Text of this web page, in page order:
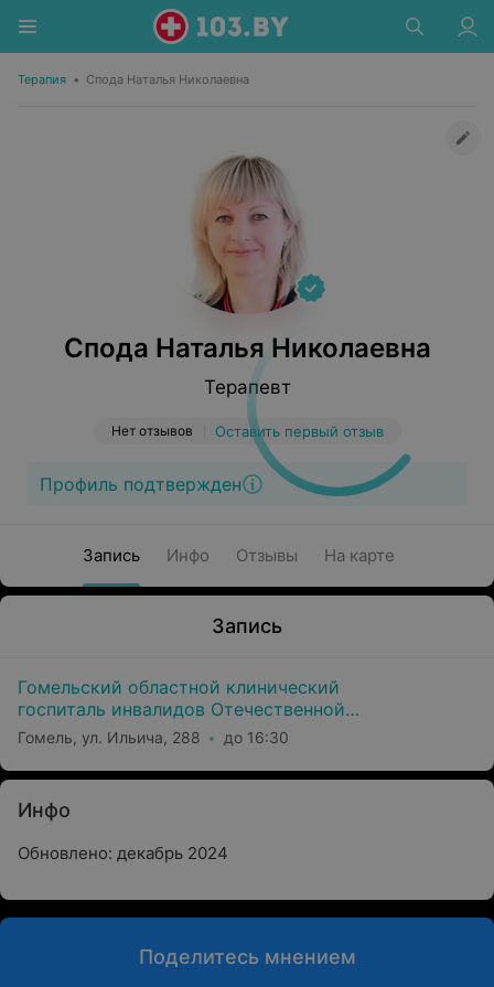
Терапия • Спода Наталья Николаевна
Спода Наталья Николаевна
Терапевт
Нет отзывов Оставить первый отзыв
Профиль подтвержден
Запись Инфо Отзывы На карте
Запись
Гомельский областной клинический
госпиталь инвалидов Отечественной
войны
Гомель, ул. Ильича, 288 до 16:30
Инфо
Обновлено: декабрь 2024
Поделитесь мнением